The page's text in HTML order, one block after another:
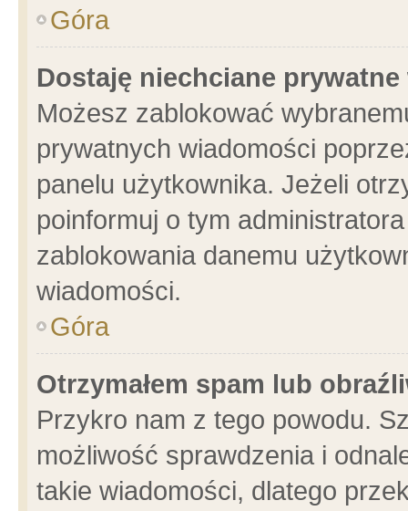
Góra
Dostaję niechciane
Możesz zablokować
prywatnych wiadomości
panelu użytkownika. Jeżeli
poinformuj o tym
zablokowania danemu
wiadomości.
Góra
Otrzymałem spam lub
Przykro nam z tego powodu.
możliwość sprawdzenia i
takie wiadomości, dlatego